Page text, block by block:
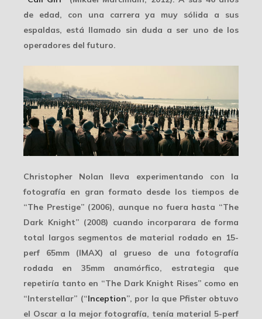
de edad, con una carrera ya muy sólida a sus
espaldas, está llamado sin duda a ser uno de los
operadores del futuro.
Christopher Nolan lleva experimentando con la
fotografía en gran formato desde los tiempos de
“The Prestige” (2006), aunque no fuera hasta “The
Dark Knight” (2008) cuando incorparara de forma
total largos segmentos de material rodado en 15-
perf 65mm (IMAX) al grueso de una fotografía
rodada en 35mm anamórfico, estrategia que
repetiría tanto en “The Dark Knight Rises” como en
“Interstellar” (“Inception”, por la que Pfister obtuvo
el Oscar a la mejor fotografía, tenía material 5-perf